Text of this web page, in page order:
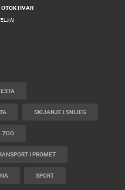
HVAR
SKIJANJE I SNIJEG
ZOO
I PROMET
SPORT